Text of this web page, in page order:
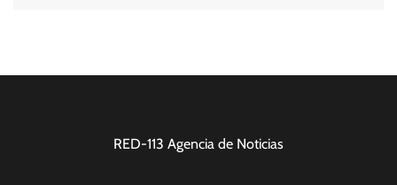
RED-113 Agencia de Noticias